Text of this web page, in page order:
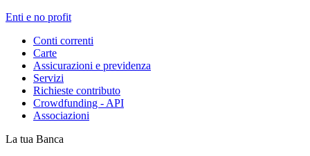
Enti e no profit
Conti correnti
Carte
Assicurazioni e previdenza
Servizi
Richieste contributo
Crowdfunding - API
Associazioni
La tua Banca